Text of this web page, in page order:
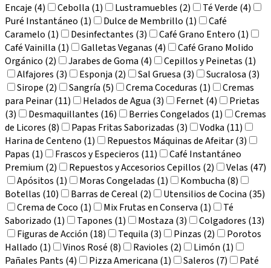
Encaje (4)
Cebolla (1) Lustramuebles (2)
Té Verde (4)
Puré Instantáneo (1)
Dulce de Membrillo (1)
Café
Caramelo (1)
Desinfectantes (3)
Café Grano Entero (1)
Café Vainilla (1)
Galletas Veganas (4)
Café Grano Molido
Orgánico (2)
Jarabes de Goma (4)
Cepillos y Peinetas (1)
Alfajores (3)
Esponja (2) Sal Gruesa (3)
Sucralosa (3)
Sirope (2)
Sangría (5) Crema Coceduras (1)
Cremas
para Peinar (11)
Helados de Agua (3) Fernet (4)
Prietas
(3)
Desmaquillantes (16) Berries Congelados (1)
Cremas
de Licores (8)
Papas Fritas Saborizadas (3)
Vodka (11)
Harina de Centeno (1)
Repuestos Máquinas de Afeitar (3)
Papas (1)
Frascos y Especieros (11)
Café Instantáneo
Premium (2)
Repuestos y Accesorios Cepillos (2)
Velas (47)
Apósitos (1)
Moras Congeladas (1)
Kombucha (8)
Botellas (10)
Barras de Cereal (2)
Utensilios de Cocina (35)
Crema de Coco (1)
Mix Frutas en Conserva (1)
Té
Saborizado (1)
Tapones (1) Mostaza (3)
Colgadores (13)
Figuras de Acción (18)
Tequila (3) Pinzas (2)
Porotos
Hallado (1)
Vinos Rosé (8) Ravioles (2)
Limón (1)
Pañales Pants (4)
Pizza Americana (1) Saleros (7)
Paté